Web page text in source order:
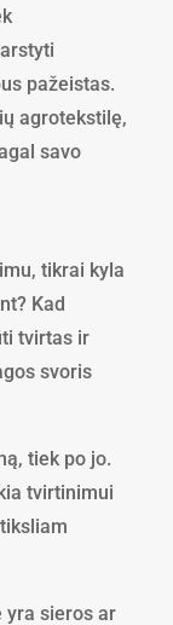
pažeistas.
agrotekstilę,
savo
tikrai kyla
Kad
tvirtas ir
svoris
tiek po jo.
tvirtinimui
yra sieros ar